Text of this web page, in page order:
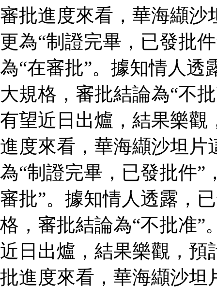
審批進度來看，華海纈沙
更為“制證完畢，已發批
為“在審批”。據知情人透
大規格，審批結論為“不
有望近日出爐，結果樂觀
進度來看，華海纈沙坦片
為“制證完畢，已發批件”
審批”。據知情人透露，
格，審批結論為“不批准”
近日出爐，結果樂觀，
批進度來看，華海纈沙坦